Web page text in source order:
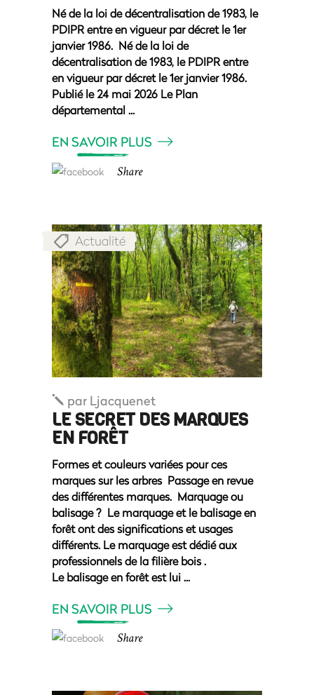
Né de la loi de décentralisation de 1983, le
PDIPR entre en vigueur par décret le 1er
janvier 1986. Né de la loi de
décentralisation de 1983, le PDIPR entre
en vigueur par décret le 1er janvier 1986.
Publié le 24 mai 2026 Le Plan
départemental
EN SAVOIR PLUS
Share
Actualité
par Ljacquenet
LE SECRET DES MARQUES
EN FORÊT
Formes et couleurs variées pour ces
marques sur les arbres Passage en revue
des différentes marques. Marquage ou
balisage ? Le marquage et le balisage en
forêt ont des significations et usages
différents. Le marquage est dédié aux
professionnels de la filière bois .
Le balisage en forêt est lui
EN SAVOIR PLUS
Share